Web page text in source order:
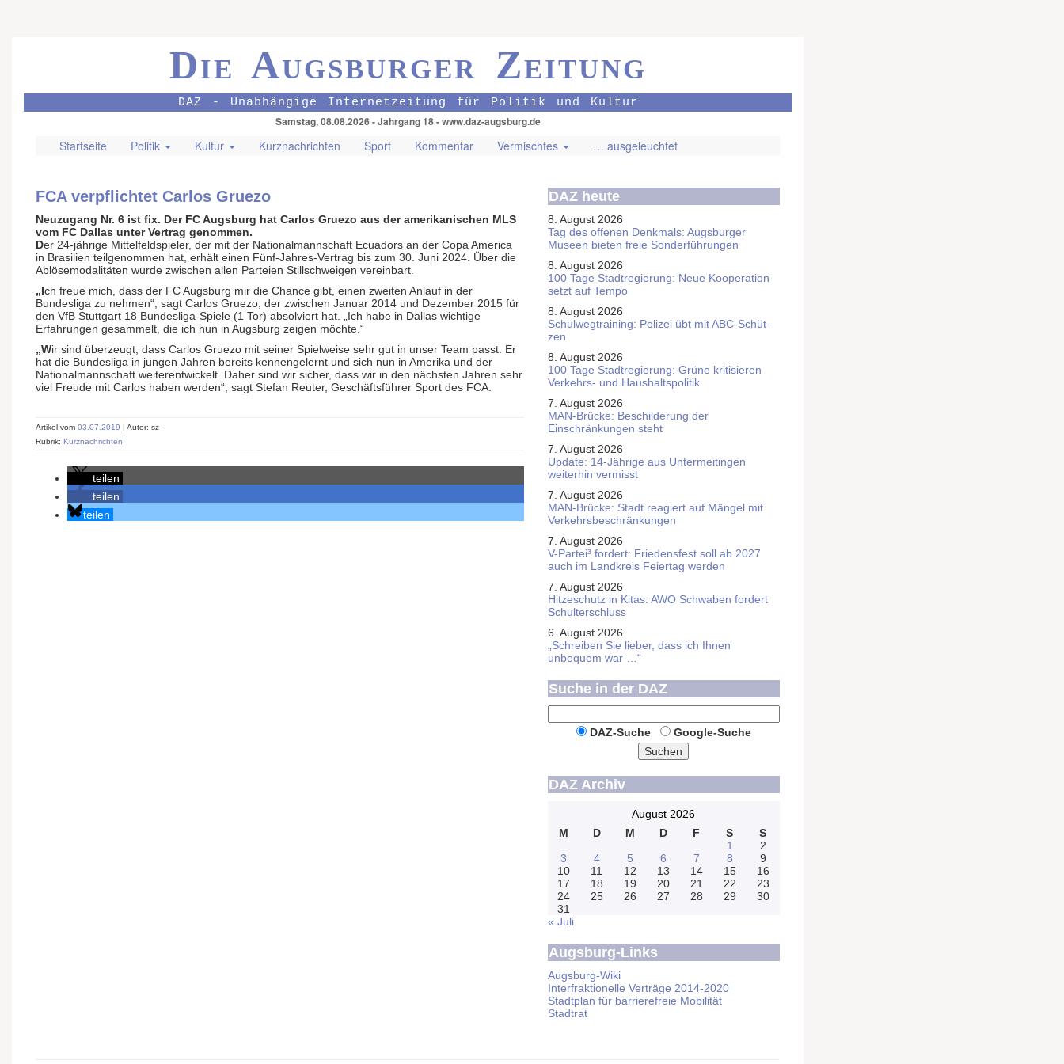
Die Augsburger Zeitung
DAZ - Unabhängige Internetzeitung für Politik und Kultur
Samstag, 08.08.2026 - Jahrgang 18 - www.daz-augsburg.de
Startseite Politik Kultur Kurznachrichten Sport Kommentar Vermischtes … ausgeleuchtet
FCA verpflichtet Carlos Gruezo
Neuzugang Nr. 6 ist fix. Der FC Augsburg hat Carlos Gruezo aus der amerikanischen MLS
vom FC Dallas unter Vertrag genommen.
Der 24-jährige Mittelfeldspieler, der mit der Nationalmannschaft Ecuadors an der Copa America
in Brasilien teilgenommen hat, erhält einen Fünf-Jahres-Vertrag bis zum 30. Juni 2024. Über die
Ablösemodalitäten wurde zwischen allen Parteien Stillschweigen vereinbart.
„Ich freue mich, dass der FC Augsburg mir die Chance gibt, einen zweiten Anlauf in der
Bundesliga zu nehmen“, sagt Carlos Gruezo, der zwischen Januar 2014 und Dezember 2015 für
den VfB Stuttgart 18 Bundesliga-Spiele (1 Tor) absolviert hat. „Ich habe in Dallas wichtige
Erfahrungen gesammelt, die ich nun in Augsburg zeigen möchte.“
„Wir sind überzeugt, dass Carlos Gruezo mit seiner Spielweise sehr gut in unser Team passt. Er
hat die Bundesliga in jungen Jahren bereits kennengelernt und sich nun in Amerika und der
Nationalmannschaft weiterentwickelt. Daher sind wir sicher, dass wir in den nächsten Jahren sehr
viel Freude mit Carlos haben werden“, sagt Stefan Reuter, Geschäftsführer Sport des FCA.
Artikel vom 03.07.2019 | Autor: sz
Rubrik: Kurznachrichten
teilen
teilen
teilen
DAZ heute
8. August 2026
Tag des offenen Denkmals: Augsburger
Museen bieten freie Sonderführungen
8. August 2026
100 Tage Stadtregierung: Neue Kooperation
setzt auf Tempo
8. August 2026
Schul­weg­trai­ning: Poli­zei übt mit ABC-Schüt­
zen
8. August 2026
100 Tage Stadtregierung: Grüne kritisieren
Verkehrs- und Haushaltspolitik
7. August 2026
MAN-Brücke: Beschilderung der
Einschränkungen steht
7. August 2026
Update: 14-Jährige aus Untermeitingen
weiterhin vermisst
7. August 2026
MAN-Brücke: Stadt reagiert auf Mängel mit
Verkehrsbeschränkungen
7. August 2026
V-Partei­³ fordert: Friedens­fest soll ab 2027
auch im Land­kreis Feier­tag werden
7. August 2026
Hitzeschutz in Kitas: AWO Schwaben fordert
Schulterschluss
6. August 2026
„Schreiben Sie lieber, dass ich Ihnen
unbequem war …“
Suche in der DAZ
DAZ-Suche
Google-Suche
Suchen
DAZ Archiv
August 2026
M
D M D F S
S
1
2
3
4 5 6 7 8
9
10
11 12 13 14 15
16
17
18 19 20 21 22
23
24
25 26 27 28 29
30
31
« Juli
Augsburg-Links
Augsburg-Wiki
Interfraktionelle Verträge 2014-2020
Stadtplan für barrierefreie Mobilität
Stadtrat